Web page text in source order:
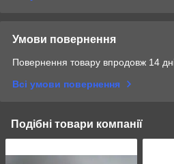
Умови повернення
Повернення товару впродовж 14
Всі умови повернення
Подібні товари компанії